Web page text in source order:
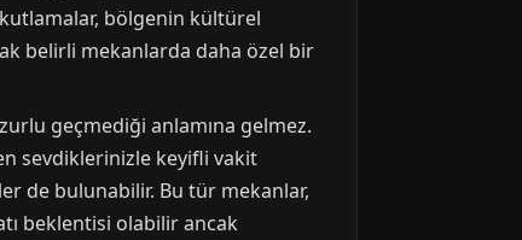
bölgenin kültürel
belirli mekanlarda daha özel bir
geçmediği anlamına gelmez.
sevdiklerinizle keyifli vakit
de bulunabilir. Bu tür mekanlar,
beklentisi olabilir ancak